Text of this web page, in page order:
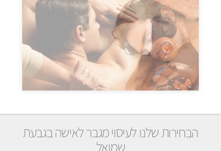
הבחירות שלנו לעיסוי מגבר לאישה בגבעת
שמואל